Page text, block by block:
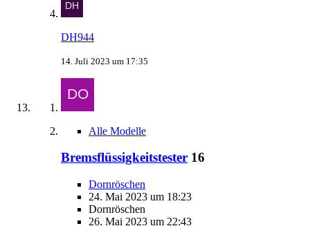
DH944
14. Juli 2023 um 17:35
Alle Modelle
Bremsflüssigkeitstester 16
Dornröschen
24. Mai 2023 um 18:23
Dornröschen
26. Mai 2023 um 22:43